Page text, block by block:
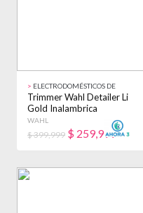
> ELECTRODOMÉSTICOS DE
BELLEZA
Trimmer Wahl Detailer Li
Gold Inalambrica
Profesional Dorado
WAHL
$ 399,999 $ 259,999